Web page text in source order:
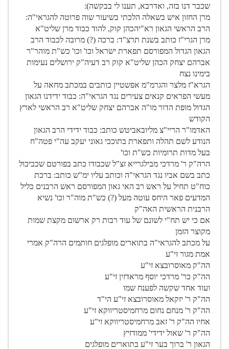
שכבר דנו בזה, ואדרבא, תענו לי בבקשה):
מרן החזון איש בשאלה הלכתי בשיעור שוה פרוטה להגראי"ה:
הרב הראשי הגאון רא"יהכהן קוק, להוד כבוד מרן שליט"א
מרן הגרי"ז כותב בשנת תרצ"ד: ברכה (?) מרובה לכבוד הרב
הגאון הגדול המפורסם תפארת ישראל וכו' וכו' כש"ת מוהר"ר
אברהם יצחק הכהן שליט"א קוק רב דעיה"ק ירושלים נעימות
בימינו נצח
הגרא"ז מלצר והגרמ"מ אפשטיין כותבים במכתב מחאה על
מעשי הפראים קנאים צעירים נגד הגראי"ה: כבוד ידידנו הגאון
הגדול מופת הדור מו"ה אברהם יצחק שליט"א רב הראשי לארץ
הקודש
האדמו"ר הריי"צ מליובאביטש כותב: כבוד ידידי הרב הגאון
הנודע לשם תהלה ותפארת בתוככי גאוני יעקב עה"י פטה"ח
בעל מדות תרומיות כש"ת וכו'
הרה"ק ר' מרדכי מבילגרייא זצ"ל שכבודו כתב בפורטם שכביכול
כתב בשם אביו נגד הגראי"ה וכותב עליו ימ"ש כותב: ברכת
כוח"ט תחיל על ראש רב האי גאון המפורסם ראש הרבנים כליל
המדעים פאר היחס עוטה מעל (?) כש"ת מוה"ר וכו' נשיא
הרבנית הראשית האה"ק
אם כי יש תח"י לשונם של עוד רבות רק ארשום מקצת שמות
מקוצר הזמן
על מכתב להגראי"ה בתוארים מופלגים חותמים הרה"ק אמרי
אמת מגור זי"ע
הה"ק מאוסרובצא זי"ע
הה"ק כר' מרדכי יוסף מראדזין זי"ע
ועוד אחד שקשה לפענח שמו
הה"ק ר' יזקאל מאוסרובצא זי"ע הי"ד
הה"ק ר' מנחם נחום מרחמיסטריווקא זי"ע
אחיו הה"ק ר' זאב מרחמיסטריווקא זי"ע
הה"ק ר' שאול ידידי' ממודזיץ
הגאון ר' ברוך בער זי"ע בתוארים מופלגים